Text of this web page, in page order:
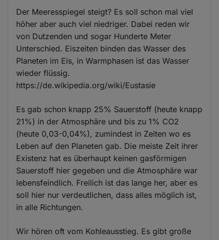
Der Meeresspiegel steigt? Es soll schon mal viel
höher aber auch viel niedriger. Dabei reden wir
von Dutzenden und sogar Hunderte Meter
Unterschied. Eiszeiten binden das Wasser des
Planeten im Eis, in Warmphasen ist das Wasser
wieder flüssig.
https://de.wikipedia.org/wiki/Eustasie
Es gab schon knapp 25% Sauerstoff (heute knapp
21%) in der Atmosphäre und bis zu 1% CO2
(heute 0,03-0,04%), zumindest in Zeiten wo es
Leben auf den Planeten gab. Die meiste Zeit ihrer
Existenz hat es überhaupt keinen gasförmigen
Sauerstoff hier gegeben und die Atmosphäre war
lebensfeindlich. Freilich ist das lange her, aber es
soll hier nur verdeutlichen, dass alles möglich ist,
in alle Richtungen.
Wir hören oft vom Kohleausstieg. Es gibt große